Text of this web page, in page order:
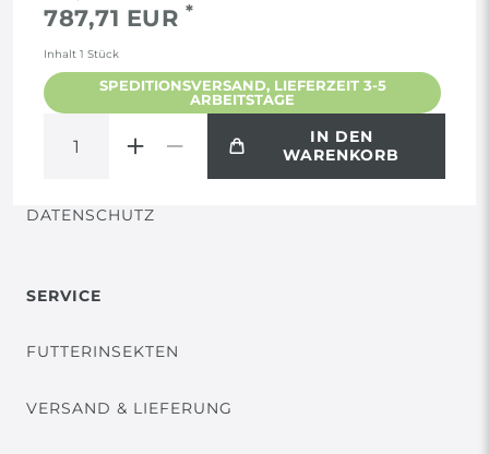
787,71 EUR *
Inhalt 1 Stück
SPEDITIONSVERSAND, LIEFERZEIT 3-5
ARBEITSTAGE
IN DEN
WARENKORB
AGB
WIDERRUF
VERTRAG WIDERRUFEN
DATENSCHUTZ
SERVICE
FUTTERINSEKTEN
VERSAND & LIEFERUNG